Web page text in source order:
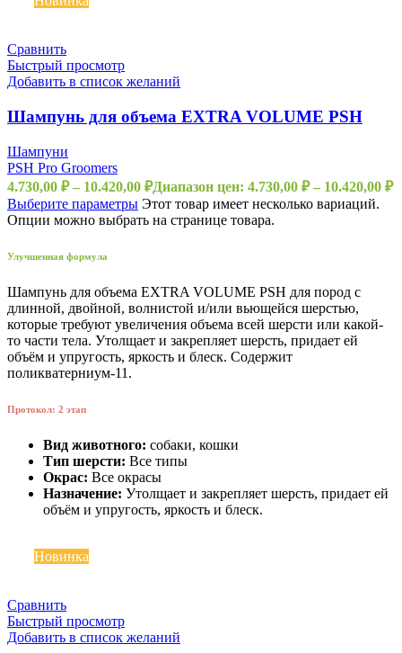
Сравнить
Быстрый просмотр
Добавить в список желаний
Шампунь для объема EXTRA VOLUME PSH
Шампуни
PSH Pro Groomers
4.730,00 ₽ – 10.420,00 ₽Диапазон цен: 4.730,00 ₽ – 10.420,00 ₽
Выберите параметры Этот товар имеет несколько вариаций.
Опции можно выбрать на странице товара.
Улучшенная формула
Шампунь для объема EXTRA VOLUME PSH для пород с
длинной, двойной, волнистой и/или вьющейся шерстью,
которые требуют увеличения объема всей шерсти или какой-
то части тела. Утолщает и закрепляет шерсть, придает ей
объём и упругость, яркость и блеск. Содержит
поликватерниум-11.
Протокол: 2 этап
Вид животного: собаки, кошки
Тип шерсти: Все типы
Окрас: Все окрасы
Назначение: Утолщает и закрепляет шерсть, придает ей
объём и упругость, яркость и блеск.
Новинка
Сравнить
Быстрый просмотр
Добавить в список желаний